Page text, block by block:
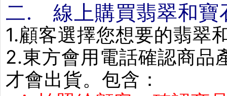
二. 線上購買翡翠和寶
1.顧客選擇您想要的翡翠
2.東方會用電話確認商品
才會出貨。包含：